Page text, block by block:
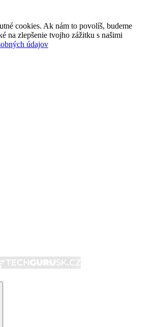
cookies. Ak nám to povolíš, budeme
na zlepšenie tvojho zážitku s našimi
údajov